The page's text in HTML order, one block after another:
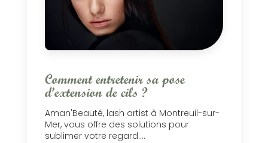
Comment entretenir sa pose
d’extension de cils ?
Aman'Beauté, lash artist à Montreuil-sur-
Mer, vous offre des solutions pour
sublimer votre regard....